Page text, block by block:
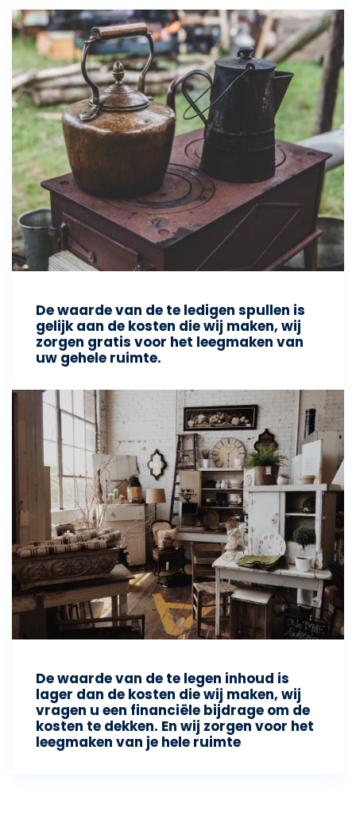
De waarde van de te ledigen spullen is
gelijk aan de kosten die wij maken, wij
zorgen gratis voor het leegmaken van
uw gehele ruimte.
De waarde van de te legen inhoud is
lager dan de kosten die wij maken, wij
vragen u een financiële bijdrage om de
kosten te dekken. En wij zorgen voor het
leegmaken van je hele ruimte